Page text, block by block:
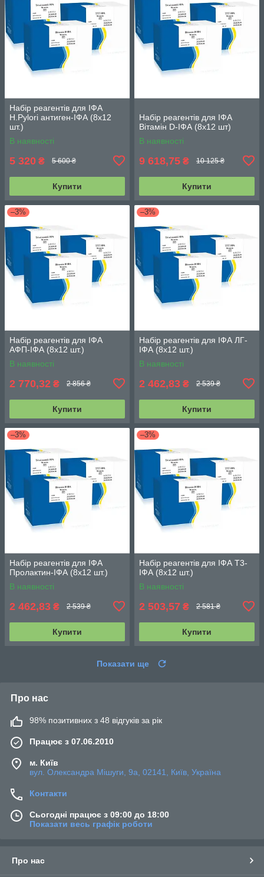
Набір реагентів для ІФА
H.Pylori антиген-ІФА (8х12
шт.)
В наявності
5 320 ₴ 5 600 ₴
Купити
Набір реагентів для ІФА
Вітамін D-ІФА (8х12 шт)
В наявності
9 618,75 ₴ 10 125 ₴
Купити
–3%
Набір реагентів для ІФА
АФП-ІФА (8х12 шт.)
В наявності
2 770,32 ₴ 2 856 ₴
Купити
–3%
Набір реагентів для ІФА ЛГ-
ІФА (8х12 шт.)
В наявності
2 462,83 ₴ 2 539 ₴
Купити
–3%
Набір реагентів для ІФА
Пролактин-ІФА (8х12 шт.)
В наявності
2 462,83 ₴ 2 539 ₴
Купити
–3%
Набір реагентів для ІФА Т3-
ІФА (8х12 шт.)
В наявності
2 503,57 ₴ 2 581 ₴
Купити
Показати ще
Про нас
98% позитивних з 48 відгуків за рік
Працює з 07.06.2010
м. Київ
вул. Олександра Мішуги, 9а, 02141, Київ, Україна
Контакти
Сьогодні працює з 09:00 до 18:00
Показати весь графік роботи
Про нас